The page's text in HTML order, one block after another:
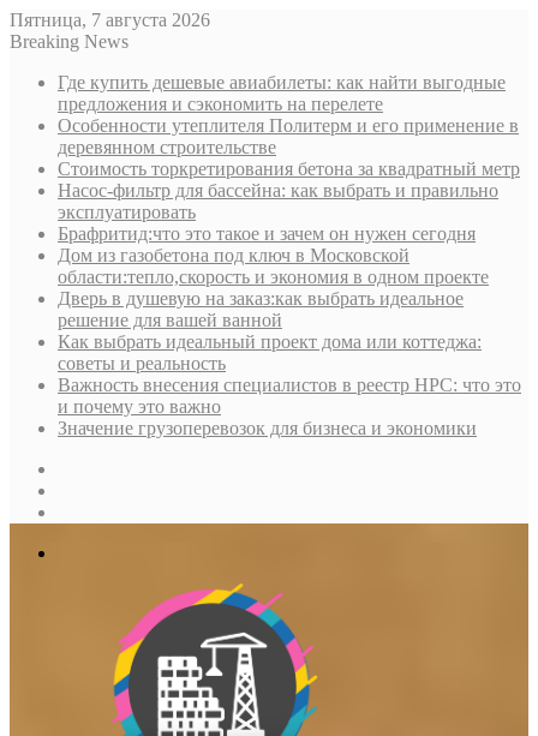
Пятница, 7 августа 2026
Breaking News
Где купить дешевые авиабилеты: как найти выгодные
предложения и сэкономить на перелете
Особенности утеплителя Политерм и его применение в
деревянном строительстве
Стоимость торкретирования бетона за квадратный метр
Насос-фильтр для бассейна: как выбрать и правильно
эксплуатировать
Брафритид:что это такое и зачем он нужен сегодня
Дом из газобетона под ключ в Московской
области:тепло,скорость и экономия в одном проекте
Дверь в душевую на заказ:как выбрать идеальное
решение для вашей ванной
Как выбрать идеальный проект дома или коттеджа:
советы и реальность
Важность внесения специалистов в реестр НРС: что это
и почему это важно
Значение грузоперевозок для бизнеса и экономики